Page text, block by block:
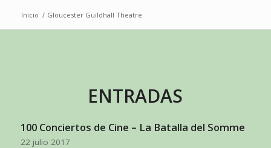
Inicio / Gloucester Guildhall Theatre
ENTRADAS
100 Conciertos de Cine – La Batalla del Somme
22 julio 2017